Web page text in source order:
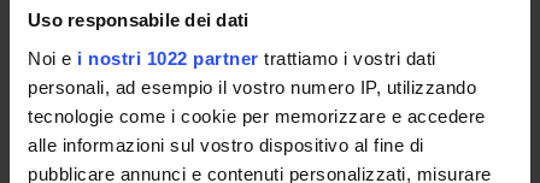
Uso responsabile dei dati
Noi e i nostri 1022 partner trattiamo i vostri dati
personali, ad esempio il vostro numero IP, utilizzando
tecnologie come i cookie per memorizzare e accedere
alle informazioni sul vostro dispositivo al fine di
pubblicare annunci e contenuti personalizzati, misurare
Michele Tansella
SEZIONI